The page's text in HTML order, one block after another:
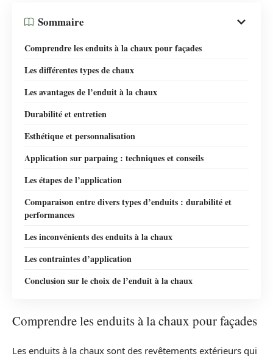
Sommaire
Comprendre les enduits à la chaux pour façades
Les différentes types de chaux
Les avantages de l’enduit à la chaux
Durabilité et entretien
Esthétique et personnalisation
Application sur parpaing : techniques et conseils
Les étapes de l’application
Comparaison entre divers types d’enduits : durabilité et
performances
Les inconvénients des enduits à la chaux
Les contraintes d’application
Conclusion sur le choix de l’enduit à la chaux
Comprendre les enduits à la chaux pour façades
Les enduits à la chaux sont des revêtements extérieurs qui